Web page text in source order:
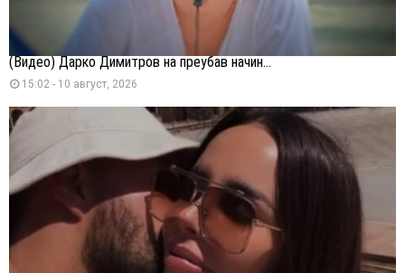
(Видео) Дарко Димитров на преубав начин...
15:02 - 10 август, 2026